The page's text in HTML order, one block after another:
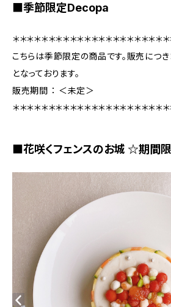
■季節限定Decopa
＊＊＊＊＊＊＊＊＊＊＊＊＊＊＊＊＊＊＊＊＊
こちらは季節限定の商品です。販売につ
となっております。
販売期間 ： ＜未定＞
＊＊＊＊＊＊＊＊＊＊＊＊＊＊＊＊＊＊＊＊＊
■花咲くフェンスのお城 ☆期間